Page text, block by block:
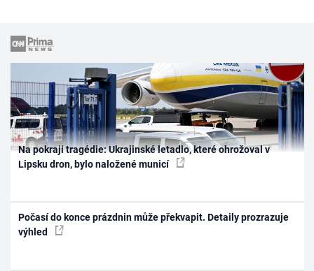
Na pokraji tragédie: Ukrajinské letadlo, které ohrožoval v
Lipsku dron, bylo naložené municí
Počasí do konce prázdnin může překvapit. Detaily prozrazuje
výhled